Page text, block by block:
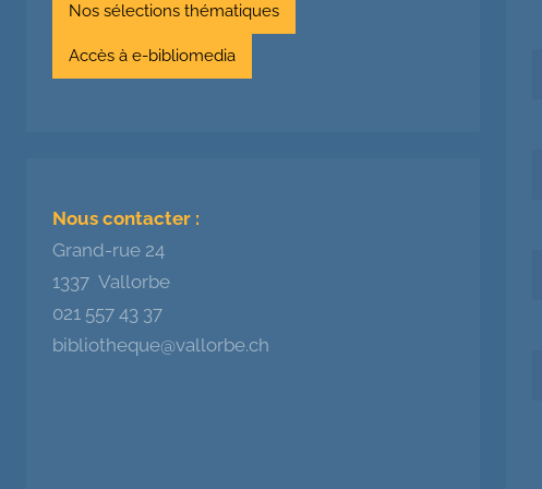
Nos sélections thématiques
Accès à e-bibliomedia
Nous contacter :
Grand-rue 24
1337 Vallorbe
021 557 43 37
bibliotheque@vallorbe.ch